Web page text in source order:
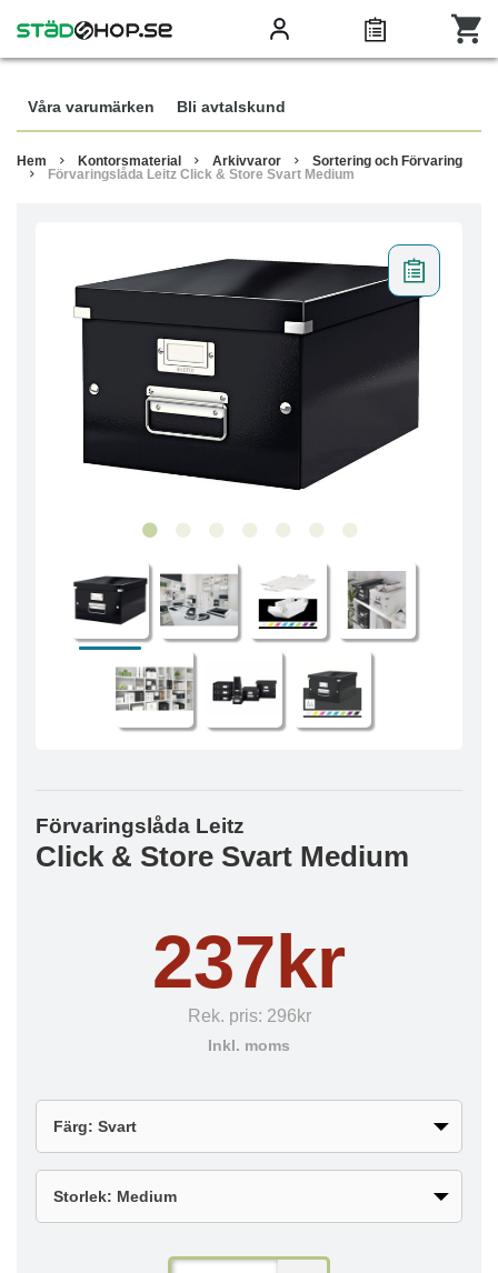
Våra varumärken Bli avtalskund
Hem Kontorsmaterial Arkivvaror
Sortering och Förvaring
Förvaringslåda Leitz Click & Store Svart Medium
Förvaringslåda Leitz
Click & Store Svart Medium
237kr
Rek. pris: 296kr
Inkl. moms